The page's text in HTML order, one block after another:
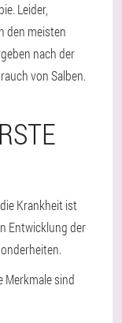
Leider,
den meisten
nach der
von Salben.
Krankheit ist
Entwicklung der
Merkmale sind